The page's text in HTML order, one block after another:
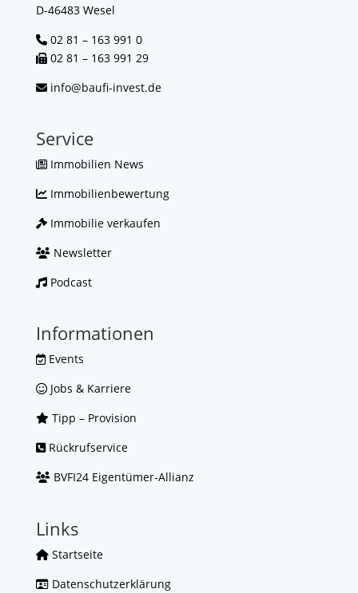
D-46483 Wesel
02 81 – 163 991 0
02 81 – 163 991 29
info@baufi-invest.de
Service
Immobilien News
Immobilienbewertung
Immobilie verkaufen
Newsletter
Podcast
Informationen
Events
Jobs & Karriere
Tipp – Provision
Rückrufservice
BVFI24 Eigentümer-Allianz
Links
Startseite
Datenschutzerklärung